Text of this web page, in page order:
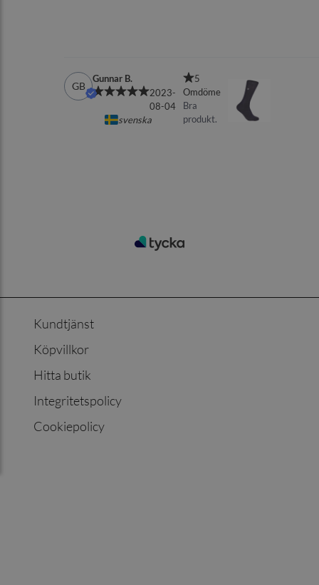
Kundtjänst
Köpvillkor
Hitta butik
Integritetspolicy
Cookiepolicy